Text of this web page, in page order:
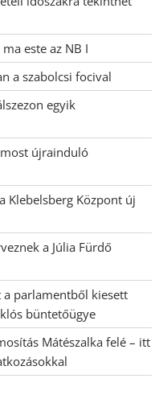
este az NB I
a szabolcsi focival
egyik
újrainduló
Klebelsberg Központ új
a Júlia Fürdő
parlamentből kiesett
büntetőügye
Mátészalka felé – itt